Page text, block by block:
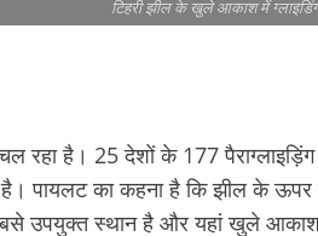
टिहरी झील के खुले आकाश में
चल रहा है। 25 देशों के 177
है। पायलट का कहना है कि झील के
उपयुक्त स्थान है और यहां खुले आकाश